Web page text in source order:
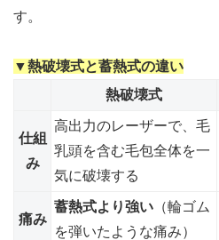
す。
▼熱破壊式と蓄熱式の違い
熱破壊式
仕組
み
高出力のレーザーで、毛
乳頭を含む毛包全体を一
気に破壊する
痛み
蓄熱式より強い （輪ゴム
を弾いたような痛み）